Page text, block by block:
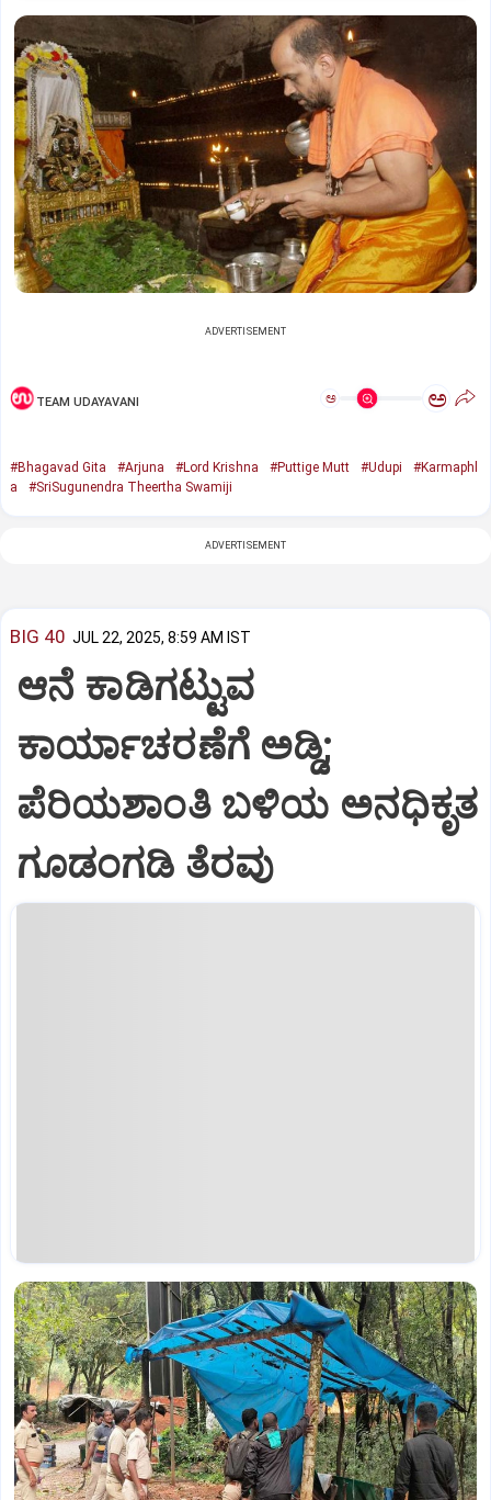
ADVERTISEMENT
TEAM UDAYAVANI ಅ ಅ
#Bhagavad Gita #Arjuna #Lord Krishna #Puttige Mutt #Udupi
#Karmaphl
a
#SriSugunendra Theertha Swamiji
ADVERTISEMENT
BIG 40 JUL 22, 2025, 8:59 AM IST
ಆನೆ ಕಾಡಿಗಟ್ಟುವ
ಕಾರ್ಯಾಚರಣೆಗೆ ಅಡ್ಡಿ;
ಪೆರಿಯಶಾಂತಿ ಬಳಿಯ ಅನಧಿಕೃತ
ಗೂಡಂಗಡಿ ತೆರವು